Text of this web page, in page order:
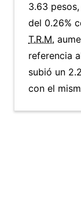
3.63
del 0.26%
T.R.M.
referencia
subió un
con el